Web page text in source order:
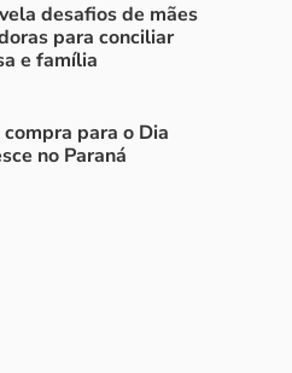
desafios de mães
para conciliar
e família
para o Dia
no Paraná